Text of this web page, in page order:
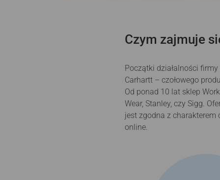
Czym zajmuje
Początki działalności
Carhartt – czołowego
Od ponad 10 lat sklep
Wear, Stanley, czy Sigg.
jest zgodna z charakterem
online.